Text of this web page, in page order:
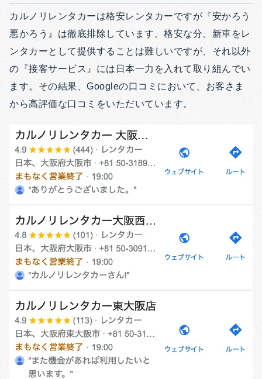
カルノリレンタカーは格安レンタカーですが『安かろう
悪かろう』は徹底排除しています。格安な分、新車をレ
ンタカーとして提供することは難しいですが、それ以外
の『接客サービス』には日本一力を入れて取り組んでい
ます。その結果、Googleの口コミにおいて、お客さま
から高評価な口コミをいただいています。